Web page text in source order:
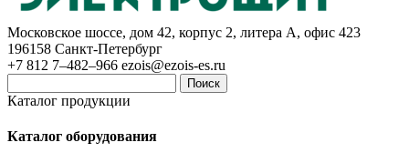
Московское шоссе, дом 42, корпус 2, литера А, офис 423
196158 Санкт-Петербург
+7 812 7–482–966 ezois@ezois-es.ru
Поиск
Каталог продукции
Каталог оборудования